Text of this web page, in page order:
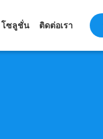
โซลูชั่น ติดต่อเรา